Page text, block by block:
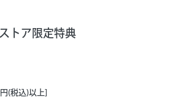
トア限定特典
(税込)以上]